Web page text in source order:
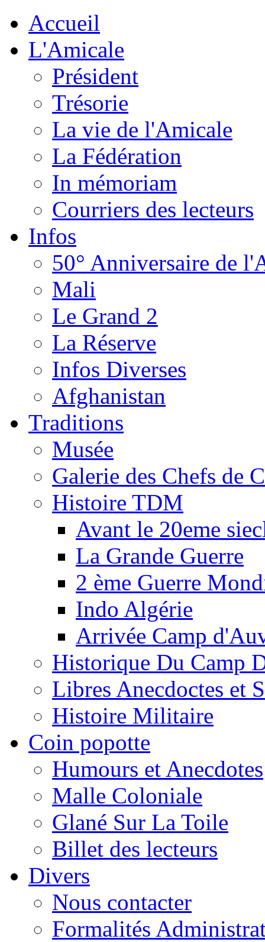
Accueil
L'Amicale
Président
Trésorie
La vie de l'Amicale
La Fédération
In mémoriam
Courriers des lecteurs
Infos
50° Anniversaire de
Mali
Le Grand 2
La Réserve
Infos Diverses
Afghanistan
Traditions
Musée
Galerie des Chefs de
Histoire TDM
Avant le 20eme
La Grande Guerre
2 ème Guerre
Indo Algérie
Arrivée Camp
Historique Du Camp
Libres Anecdoctes et
Histoire Militaire
Coin popotte
Humours et Anecdotes
Malle Coloniale
Glané Sur La Toile
Billet des lecteurs
Divers
Nous contacter
Formalités